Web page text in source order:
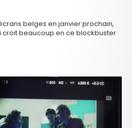
belges en janvier prochain,
croit beaucoup en ce blockbuster